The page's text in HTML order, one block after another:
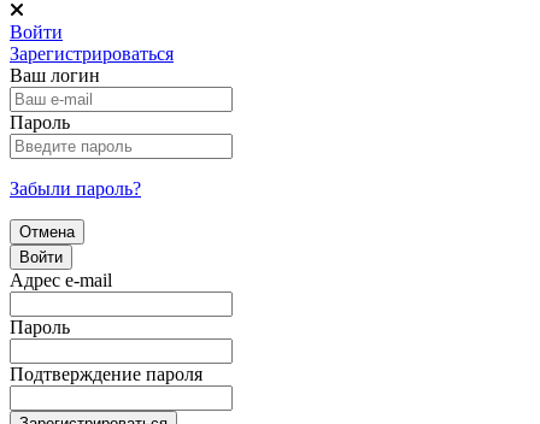
Войти
Зарегистрироваться
Ваш логин
Пароль
Забыли пароль?
Отмена
Войти
Адрес e-mail
Пароль
Подтверждение пароля